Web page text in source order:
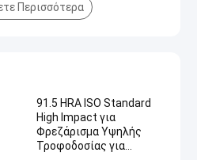
Περισσότερα
91.5 HRA ISO Standard
High Impact για
Φρεζάρισμα Υψηλής
Τροφοδοσίας για